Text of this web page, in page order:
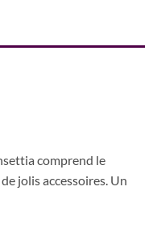
comprend le
jolis accessoires. Un